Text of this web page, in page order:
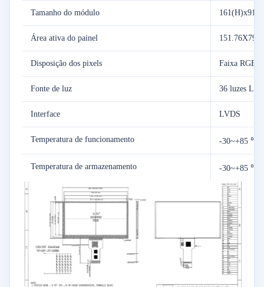
Tamanho do módulo
Área ativa do painel 151.76X79.8
Disposição dos pixels Faixa RGB
Fonte de luz 36 luzes
Interface LVDS
Temperatura de funcionamento -30~+85 ℃
Temperatura de armazenamento -30~+85 ℃